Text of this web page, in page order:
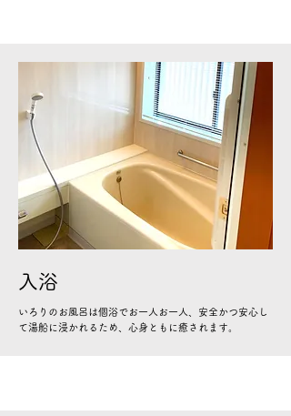
入浴
いろりのお風呂は個浴でお一人お一人、安全かつ安心し
て湯船に浸かれるため、心身ともに癒されます。